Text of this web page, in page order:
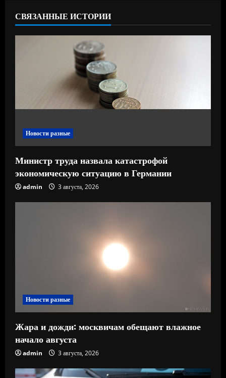
ч
и
СВЯЗАННЫЕ ИСТОРИИ
Новости разные
Министр труда назвала катастрофой
экономическую ситуацию в Германии
admin 3 августа, 2026
Новости разные
Жара и дожди: москвичам обещают влажное
начало августа
admin 3 августа, 2026